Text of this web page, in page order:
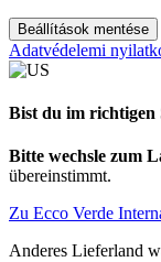
Beállítások mentése
Adatvédelemi
Bist du im richtigen
Bitte wechsle zum
übereinstimmt.
Zu Ecco Verde
Anderes Lieferland